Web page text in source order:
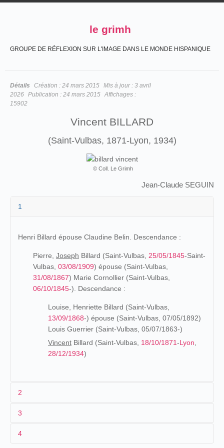
le grimh
GROUPE DE RÉFLEXION SUR L'IMAGE DANS LE MONDE HISPANIQUE
Détails Création : 24 mars 2015 Mis à jour : 3 avril
2026 Publication : 24 mars 2015 Affichages :
15902
Vincent BILLARD
(Saint-Vulbas, 1871-Lyon, 1934)
© Coll. Le Grimh
Jean-Claude SEGUIN
1
Henri Billard épouse Claudine Belin. Descendance :
Pierre, Joseph Billard (Saint-Vulbas, 25/05/1845-Saint-
Vulbas, 03/08/1909) épouse (Saint-Vulbas,
31/08/1867) Marie Cornollier (Saint-Vulbas,
06/10/1845-). Descendance :
Louise, Henriette Billard (Saint-Vulbas,
13/09/1868-) épouse (Saint-Vulbas, 07/05/1892)
Louis Guerrier (Saint-Vulbas, 05/07/1863-)
Vincent Billard (Saint-Vulbas, 18/10/1871-Lyon
28/12/1934)
2
3
4